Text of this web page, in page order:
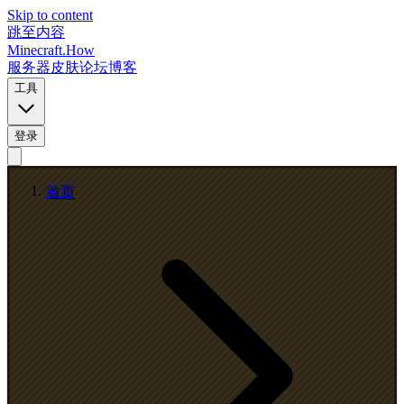
Skip to content
跳至内容
Minecraft.How
服务器皮肤论坛博客
工具
登录
首页